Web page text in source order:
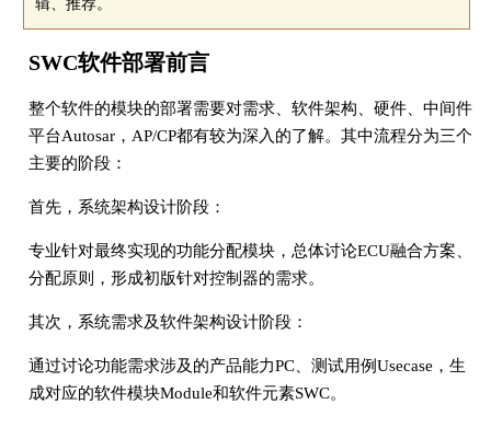
辑、推荐。
SWC软件部署前言
整个软件的模块的部署需要对需求、软件架构、硬件、中间件
平台Autosar，AP/CP都有较为深入的了解。其中流程分为三个
主要的阶段：
首先，系统架构设计阶段：
专业针对最终实现的功能分配模块，总体讨论ECU融合方案、
分配原则，形成初版针对控制器的需求。
其次，系统需求及软件架构设计阶段：
通过讨论功能需求涉及的产品能力PC、测试用例Usecase，生
成对应的软件模块Module和软件元素SWC。